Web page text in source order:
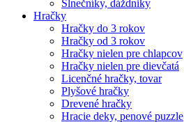
Slnečníky, dáždniky
Hračky
Hračky do 3 rokov
Hračky od 3 rokov
Hračky nielen pre chlapcov
Hračky nielen pre dievčatá
Licenčné hračky, tovar
Plyšové hračky
Drevené hračky
Hracie deky, penové puzzle